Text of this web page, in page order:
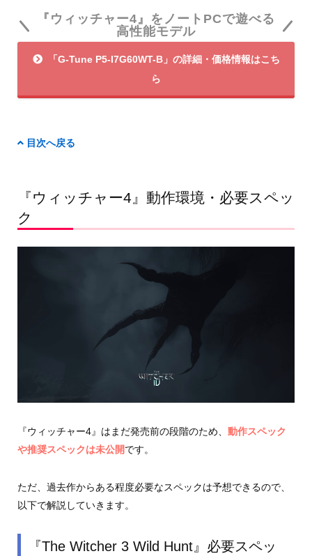
『ウィッチャー4』をノートPCで遊べる
高性能モデル
「G-Tune P5-I7G60WT-B」の詳細・価格情報はこち
ら
目次へ戻る
『ウィッチャー4』動作環境・必要スペッ
ク
『ウィッチャー4』はまだ発売前の段階のため、 動作スペック
や推奨スペックは未公開です。
ただ、過去作からある程度必要なスペックは予想できるので、
以下で解説していきます。
『The Witcher 3 Wild Hunt』必要スペッ